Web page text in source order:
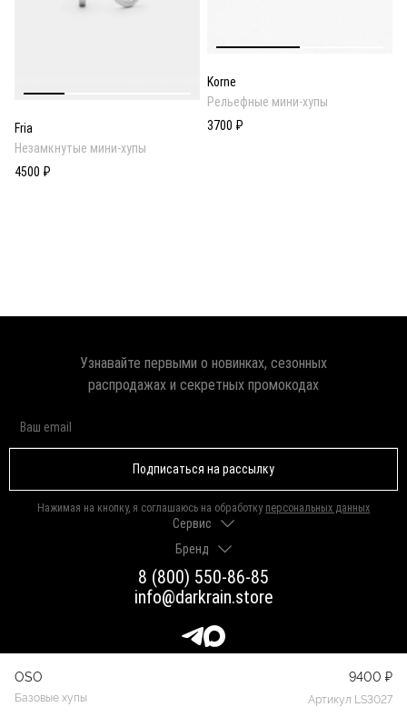
Fria
Незамкнутые мини-хупы
4500 ₽
Korne
Рельефные мини-хупы
3700 ₽
OSO 9400 ₽
Базовые хупы Артикул LS3027
8 (800) 550-86-85
info@darkrain.store
Сервис
Доставка и оплата
Гарантии и возврат
Как выбрать размер
Уход за украшениями
Яндекс Пэй
Долями
Бренд
О нас
Программа лояльности
Магазины
Узнавайте первыми о новинках, сезонных
распродажах и секретных промокодах
Подписаться на рассылку
Нажимая на кнопку, я соглашаюсь на обработку персональных данных